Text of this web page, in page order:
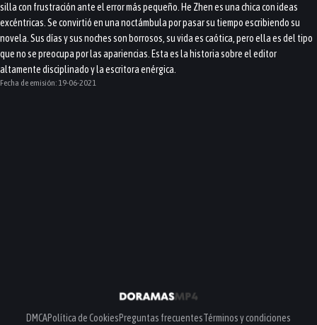
silla con frustración ante el error más pequeño. He Zhen es una chica con ideas
excéntricas. Se convirtió en una noctámbula por pasar su tiempo escribiendo su
novela. Sus días y sus noches son borrosos, su vida es caótica, pero ella es del tipo
que no se preocupa por las apariencias. Esta es la historia sobre el editor
altamente disciplinado y la escritora enérgica.
Fecha de emisión: 19-06-2021
DMCAPolítica de CookiesPreguntas frecuentesTérminos y condiciones